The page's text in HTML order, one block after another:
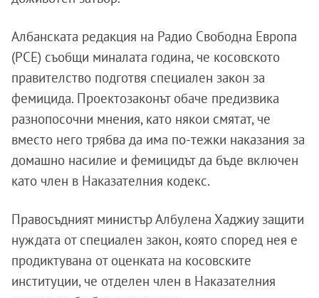
Албанската редакция на Радио Свободна Европа
(РСЕ) съобщи миналата година, че косовското
правителство подготвя специален закон за
фемицида. Проектозаконът обаче предизвика
разнопосочни мнения, като някои смятат, че
вместо него трябва да има по-тежки наказания за
домашно насилие и фемицидът да бъде включен
като член в Наказателния кодекс.
Правосъдният министър Албулена Хаджиу защити
нуждата от специален закон, която според нея е
продиктувана от оценката на косовските
институции, че отделен член в Наказателния